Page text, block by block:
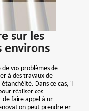
sur les
environs
vos problèmes de
à des travaux de
Dans ce cas, il
réaliser ces
de faire appel à un
peut prendre en